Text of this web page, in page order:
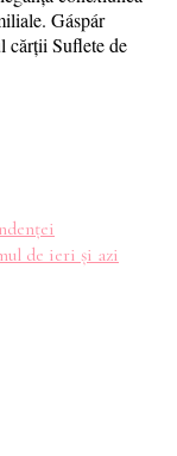
Gáspár
cărții Suflete de
de ieri și azi